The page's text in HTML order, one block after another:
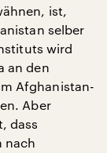
ist,
selber
wird
an den
Afghanistan-
Aber
dass
nach